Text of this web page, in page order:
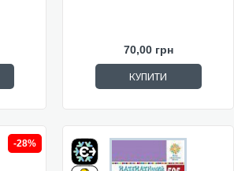
70,00 грн
КУПИТИ
-28%